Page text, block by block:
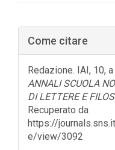
Barra
laterale
dell'articolo
Come citare
Redazione. IAI, 10,
ANNALI SCUOLA
DI LETTERE E
Recuperato da
https://
e/view/3092